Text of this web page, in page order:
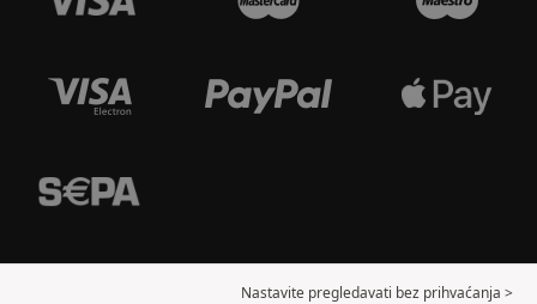
Nastavite pregledavati bez prihvaćanja >